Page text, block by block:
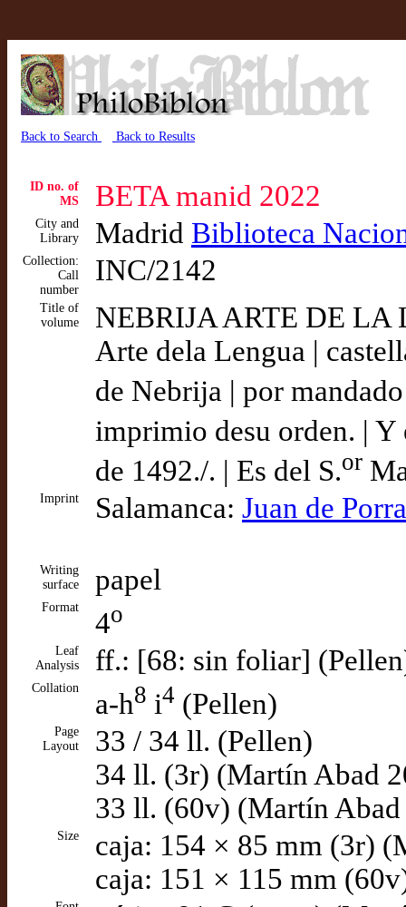
Back to Search Back to Results
ID no. of
MS
BETA manid 2022
City and
Library
Madrid Biblioteca
Collection:
Call
number
INC/2142
Title of
volume
NEBRIJA ARTE DE
Arte dela Lengua |
de Nebrija | por
imprimio desu orden. | Y
de 1492./. | Es del S.or
Imprint Salamanca: Juan de
Writing
surface
papel
Format 4o
Leaf
Analysis
ff.: [68: sin foliar]
Collation a-h8 i4 (Pellen)
Page
Layout
33 / 34 ll. (Pellen)
34 ll. (3r) (Martín Abad
33 ll. (60v) (Martín Abad
Size
caja: 154 × 85 mm (3r)
caja: 151 × 115 mm